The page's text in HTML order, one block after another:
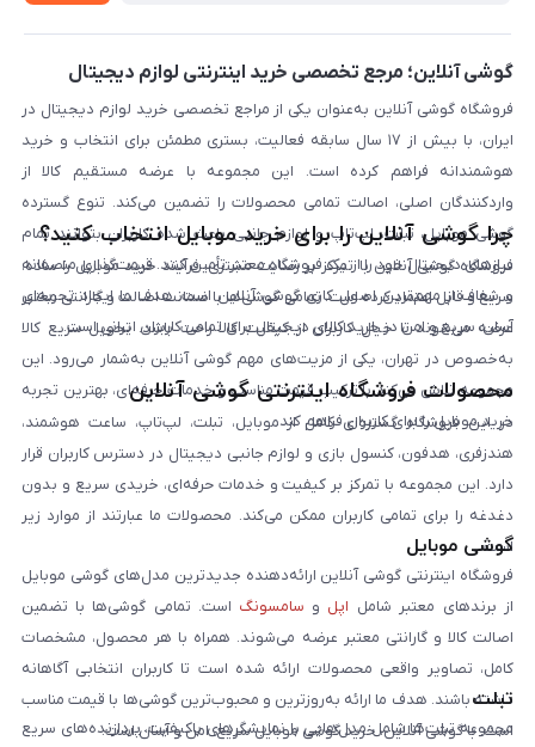
بلاگ
گوشی آنلاین؛ مرجع تخصصی خرید اینترنتی لوازم دیجیتال
فروشگاه گوشی آنلاین به‌عنوان یکی از مراجع تخصصی خرید لوازم دیجیتال در
ایران، با بیش از ۱۷ سال سابقه فعالیت، بستری مطمئن برای انتخاب و خرید
هوشمندانه فراهم کرده است. این مجموعه با عرضه مستقیم کالا از
واردکنندگان اصلی، اصالت تمامی محصولات را تضمین می‌کند. تنوع گسترده
گوشی موبایل، تبلت، لپ‌تاپ و لوازم جانبی باعث شده کاربران بتوانند تمام
نیازهای دیجیتال خود را از یک فروشگاه معتبر تأمین کنند. قیمت‌گذاری منصفانه
و شفاف از مهم‌ترین اصول کاری گوشی آنلاین است. هدف ما ایجاد تجربه‌ای
آسان، سریع و امن در خرید کالای دیجیتال برای تمامی کاربران ایرانی است.
چرا گوشی آنلاین را برای خرید موبایل انتخاب کنید؟
فروشگاه گوشی آنلاین با تمرکز بر رضایت مشتری، فرآیند خرید موبایل را ساده،
سریع و قابل اعتماد کرده است. تمامی گوشی‌ها با ضمانت اصالت و گارانتی معتبر
عرضه می‌شوند تا خیال کاربران از کیفیت کالا راحت باشد. تحویل سریع کالا
به‌خصوص در تهران، یکی از مزیت‌های مهم گوشی آنلاین به‌شمار می‌رود. این
مجموعه تلاش می‌کند با ترکیب قیمت مناسب و خدمات حرفه‌ای، بهترین تجربه
خرید موبایل را برای کاربران فراهم کند.
محصولات فروشگاه اینترنتی گوشی آنلاین
در این فروشگاه گستره‌ای کامل از موبایل، تبلت، لپ‌تاپ، ساعت هوشمند،
هندزفری، هدفون، کنسول بازی و لوازم جانبی دیجیتال در دسترس کاربران قرار
دارد. این مجموعه با تمرکز بر کیفیت و خدمات حرفه‌ای، خریدی سریع و بدون
دغدغه را برای تمامی کاربران ممکن می‌کند. محصولات ما عبارتند از موارد زیر
است:
گوشی موبایل
فروشگاه اینترنتی گوشی آنلاین ارائه‌دهنده جدیدترین مدل‌های گوشی موبایل
از برندهای معتبر شامل اپل و سامسونگ است. تمامی گوشی‌ها با تضمین
اصالت کالا و گارانتی معتبر عرضه می‌شوند. همراه با هر محصول، مشخصات
کامل، تصاویر واقعی محصولات ارائه شده است تا کاربران انتخابی آگاهانه
داشته باشند. هدف ما ارائه به‌روزترین و محبوب‌ترین گوشی‌ها با قیمت مناسب
است. با گوشی آنلاین، خرید گوشی موبایل سریع، امن و آسان است.
تبلت
مجموعه تبلت‌ها شامل مدل‌هایی با نمایشگرهای باکیفیت، پردازنده‌های سریع